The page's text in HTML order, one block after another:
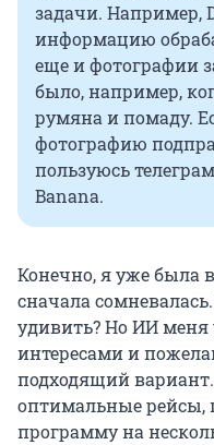
задачи. Например,
информацию
еще и фотографии
было, например,
румяна и помаду.
фотографию
пользуюсь
Banana.
Конечно, я уже была
сначала
удивить? Но ИИ
интересами и
подходящий
оптимальные рейсы,
программу на